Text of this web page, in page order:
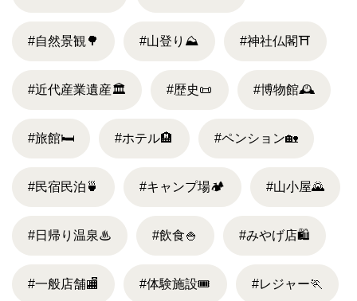
#自然景観🌳 #山登り ⛰ #神社仏閣⛩
#近代産業遺産🏛 #歴史📜 #博物館🕰
#旅館🛏 #ホテル🏨 #ペンション🏡
#民宿民泊 🍵 #キャンプ場🏕 #山小屋🌄
#日帰り温泉♨ #飲食🍚 #みやげ店🛍
#一般店舗🏬 #体験施設🎟 #レジャー🏃